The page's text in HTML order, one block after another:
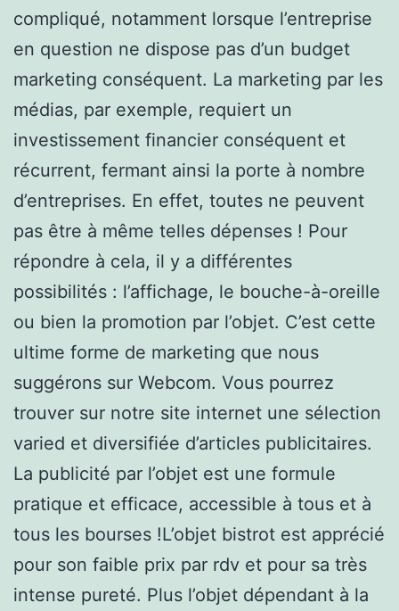
compliqué, notamment lorsque l’entreprise
en question ne dispose pas d’un budget
marketing conséquent. La marketing par les
médias, par exemple, requiert un
investissement financier conséquent et
récurrent, fermant ainsi la porte à nombre
d’entreprises. En effet, toutes ne peuvent
pas être à même telles dépenses ! Pour
répondre à cela, il y a différentes
possibilités : l’affichage, le bouche-à-oreille
ou bien la promotion par l’objet. C’est cette
ultime forme de marketing que nous
suggérons sur Webcom. Vous pourrez
trouver sur notre site internet une sélection
varied et diversifiée d’articles publicitaires.
La publicité par l’objet est une formule
pratique et efficace, accessible à tous et à
tous les bourses !L’objet bistrot est apprécié
pour son faible prix par rdv et pour sa très
intense pureté. Plus l’objet dépendant à la